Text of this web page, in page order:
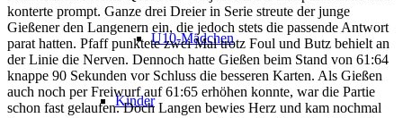
U10-Mädchen
Kinder
konterte prompt. Ganze drei Dreier in Serie streute der junge
Gießener den Langenern ein, die jedoch stets die passende Antwort
parat hatten. Pfaff punktete zwei Mal trotz Foul und Butz behielt an
der Linie die Nerven. Dennoch hatte Gießen beim Stand von 61:64
knappe 90 Sekunden vor Schluss die besseren Karten. Als Gießen
auch noch per Freiwurf auf 61:65 erhöhen konnte, war die Partie
schon fast gelaufen. Doch Langen bewies Herz und kam nochmal